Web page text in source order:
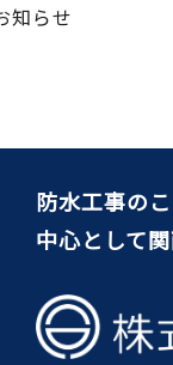
知らせ
防水工事の
中心として